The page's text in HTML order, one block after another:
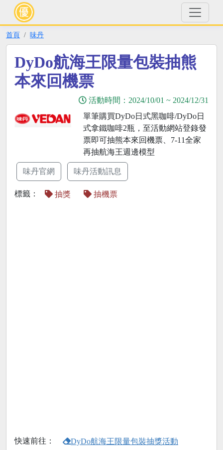
首頁 味丹
DyDo航海王限量包裝抽熊
本來回機票
活動時間： 2024/10/01 ~ 2024/12/31
單筆購買DyDo日式黑咖啡/DyDo日
式拿鐵咖啡2瓶，至活動網站登錄發
票即可抽熊本來回機票、7-11全家
再抽航海王週邊模型
味丹官網 味丹活動訊息
標籤： 抽獎 抽機票
快速前往： DyDo航海王限量包裝抽獎活動